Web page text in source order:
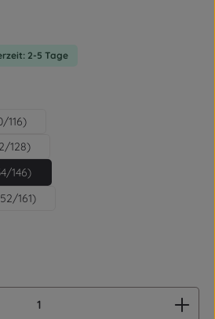
von 0 von 5 Sternen
2-5 Tage
116)
128)
146)
161)
den gewünschten Wert